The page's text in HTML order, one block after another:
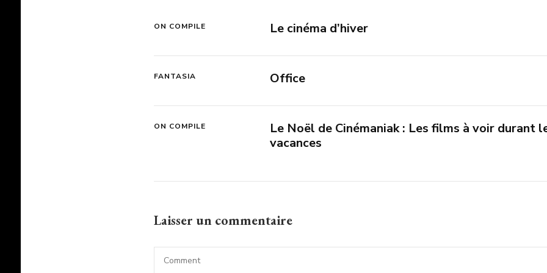
ON COMPILE Le cinéma d’hiver
FANTASIA Office
ON COMPILE
Le Noël de Cinémaniak : Les films à voir durant
vacances
Laisser un commentaire